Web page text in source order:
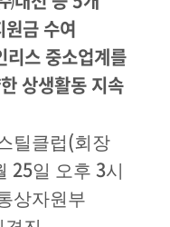
원금 수여
리스 중소업계를
상생활동 지속
틸클럽(회장
25일 오후 3시
상자원부